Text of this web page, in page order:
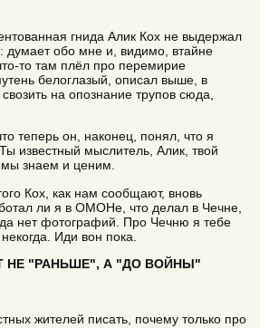
гнида Алик Кох не выдержал
думает обо мне и, видимо, втайне
то там плёл про перемирие
белоглазый, описал выше, в
на опознание трупов сюда,
теперь он, наконец, понял, что я
известный мыслитель, Алик, твой
знаем и ценим.
Кох, как нам сообщают, вновь
ли я в ОМОНе, что делал в Чечне,
нет фотографий. Про Чечню я тебе
Иди вон пока.
НЕ "РАНЬШЕ", А "ДО ВОЙНЫ"
жителей писать, почему только про